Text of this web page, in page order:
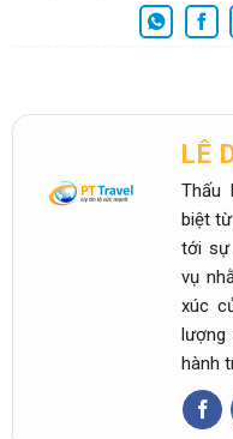
LÊ
Thấu
biệt
tới sự
vụ
xúc
lượng
hành